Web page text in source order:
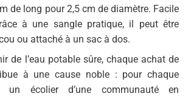
de long pour 2,5 cm de diamètre. Facile
à une sangle pratique, il peut être
ou attaché à un sac à dos.
de l’eau potable sûre, chaque achat de
à une cause noble : pour chaque
un écolier d’une communauté en